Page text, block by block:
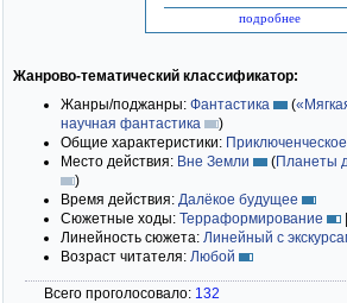
подробнее
Жанрово-тематический классификатор:
Жанры/поджанры: Фантастика (
научная фантастика
)
Общие характеристики: Приключенческое
Место действия: Вне Земли (Планеты
)
Время действия: Далёкое будущее
Сюжетные ходы: Терраформирование |
Линейность сюжета: Линейный с
Возраст читателя: Любой
Всего проголосовало: 132